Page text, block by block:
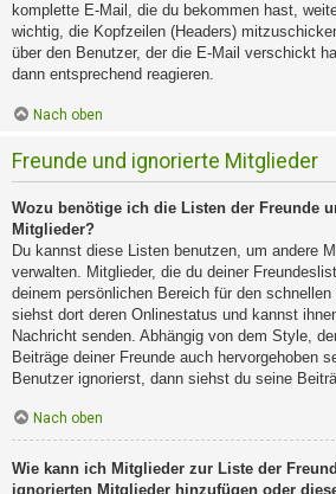
komplette E-Mail, die du bekommen hast,
wichtig, die Kopfzeilen (Headers)
über den Benutzer, der die E-Mail verschickt
dann entsprechend reagieren.
Nach oben
Freunde und ignorierte Mitglieder
Wozu benötige ich die Listen der Freunde
Mitglieder?
Du kannst diese Listen benutzen, um andere
verwalten. Mitglieder, die du deiner
deinem persönlichen Bereich für den
siehst dort deren Onlinestatus und kannst
Nachricht senden. Abhängig von dem Style,
Beiträge deiner Freunde auch hervorgehoben
Benutzer ignorierst, dann siehst du seine
Nach oben
Wie kann ich Mitglieder zur Liste der
ignorierten Mitglieder hinzufügen oder